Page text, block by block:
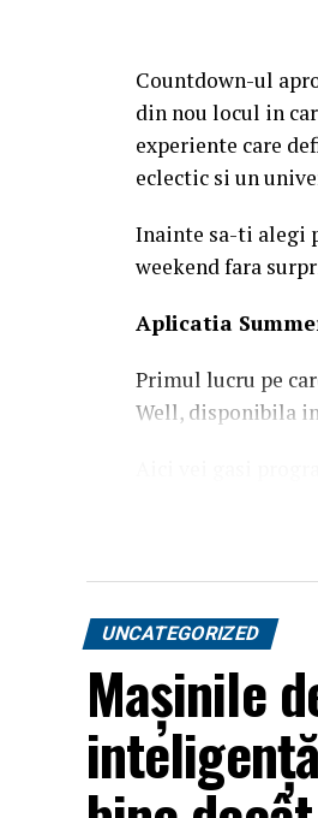
Countdown-ul
din nou locul in
experiente care
eclectic si un
Inainte sa-ti alegi
weekend fara
Aplicatia
Primul lucru pe
Well, disponibila
activitatile de
UNCATEGORIZED
Mașinile